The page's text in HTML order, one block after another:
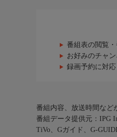
番組表の閲覧
お好みのチャ
録画予約に対
番組内容、放送時間など
番組データ提供元：IPG
TiVo、Gガイド、G-